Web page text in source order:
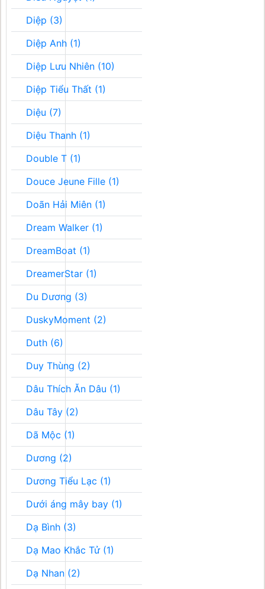
Diệp (3)
Diệp Anh (1)
Diệp Lưu Nhiên (10)
Diệp Tiểu Thất (1)
Diệu (7)
Diệu Thanh (1)
Double T (1)
Douce Jeune Fille (1)
Doãn Hải Miên (1)
Dream Walker (1)
DreamBoat (1)
DreamerStar (1)
Du Dương (3)
DuskyMoment (2)
Duth (6)
Duy Thùng (2)
Dâu Thích Ăn Dâu (1)
Dâu Tây (2)
Dã Mộc (1)
Dương (2)
Dương Tiểu Lạc (1)
Dưới áng mây bay (1)
Dạ Bình (3)
Dạ Mao Khắc Tử (1)
Dạ Nhan (2)